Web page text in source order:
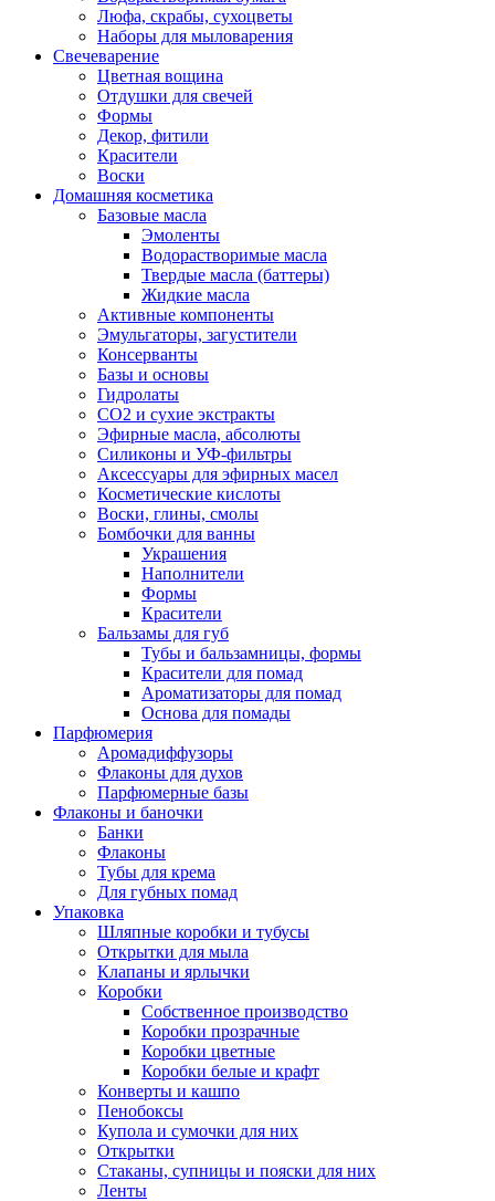
Люфа, скрабы, сухоцветы
Наборы для мыловарения
Свечеварение
Цветная вощина
Отдушки для свечей
Формы
Декор, фитили
Красители
Воски
Домашняя косметика
Базовые масла
Эмоленты
Водорастворимые масла
Твердые масла (баттеры)
Жидкие масла
Активные компоненты
Эмульгаторы, загустители
Консерванты
Базы и основы
Гидролаты
СО2 и сухие экстракты
Эфирные масла, абсолюты
Силиконы и УФ-фильтры
Аксессуары для эфирных масел
Косметические кислоты
Воски, глины, смолы
Бомбочки для ванны
Украшения
Наполнители
Формы
Красители
Бальзамы для губ
Тубы и бальзамницы, формы
Красители для помад
Ароматизаторы для помад
Основа для помады
Парфюмерия
Аромадиффузоры
Флаконы для духов
Парфюмерные базы
Флаконы и баночки
Банки
Флаконы
Тубы для крема
Для губных помад
Упаковка
Шляпные коробки и тубусы
Открытки для мыла
Клапаны и ярлычки
Коробки
Собственное производство
Коробки прозрачные
Коробки цветные
Коробки белые и крафт
Конверты и кашпо
Пенобоксы
Купола и сумочки для них
Открытки
Стаканы, супницы и пояски для них
Ленты